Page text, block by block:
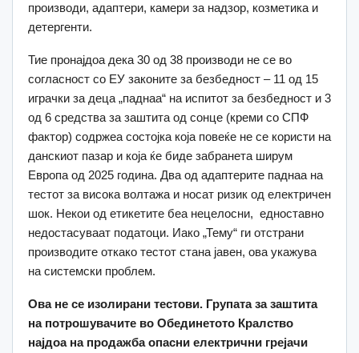
производи, адаптери, камери за надзор, козметика и
детергенти.
Тие пронајдоа дека 30 од 38 производи не се во
согласност со ЕУ законите за безбедност – 11 од 15
играчки за деца „паднаа“ на испитот за безбедност и 3
од 6 средства за заштита од сонце (креми со СПФ
фактор) содржеа состојка која повеќе не се користи на
данскиот пазар и која ќе биде забранета ширум
Европа од 2025 година. Два од адаптерите паднаа на
тестот за висока волтажа и носат ризик од електричен
шок. Некои од етикетите беа нецелосни, едноставно
недостасуваат податоци. Иако „Тему“ ги отстрани
производите откако тестот стана јавен, ова укажува
на системски проблем.
Ова не се изолирани тестови. Групата за заштита
на потрошувачите во Обединетото Кралство
најдоа на продажба опасни електрични грејачи